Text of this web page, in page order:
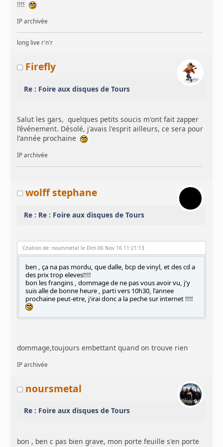
!!!!
IP archivée
long live r'n'r
Firefly
Re : Foire aux disques de Tours
Salut les gars, quelques petits soucis m'ont fait zapper
l’événement. Désolé, j'avais l'esprit ailleurs, ce sera pour
l'année prochaine
IP archivée
wolff stephane
Re : Re : Foire aux disques de Tours
Citation de: noursmetal le Dim 06 Nov 16 11:21:13
ben , ça na pas mordu, que dalle, bcp de vinyl, et des cd a
des prix trop eleves!!!!
bon les frangins , dommage de ne pas vous avoir vu, j'y
suis alle de bonne heure , parti vers 10h30, l'annee
prochaine peut-etre, j'irai donc a la peche sur internet !!!!
dommage,toujours embettant quand on trouve rien
IP archivée
noursmetal
Re : Foire aux disques de Tours
bon , ben c pas bien grave, mon porte feuille s'en porte